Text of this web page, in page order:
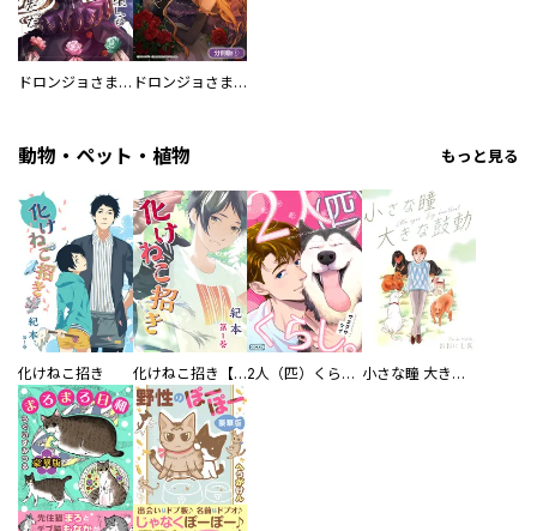
ドロンジョさまは転生しても悪役令嬢のままだった ドロンジョさまは転生しても悪役令嬢のままだった【分冊版】
動物・ペット・植物 もっと見る
化けねこ招き 化けねこ招き【描きおろし付合冊版】 2人（匹）くらし。 小さな瞳 大きな鼓動